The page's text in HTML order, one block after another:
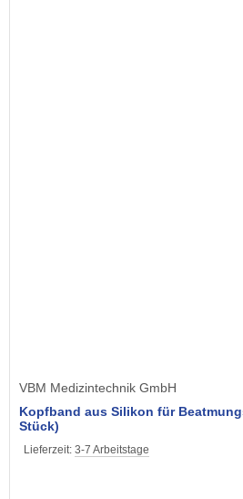
VBM Medizintechnik GmbH
Kopfband aus Silikon für
Stück)
Lieferzeit: 3-7 Arbeitstage